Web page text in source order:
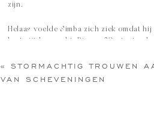
zijn.
Helaas voelde Simba zich ziek omdat
korte tijd gemaakt. Binnen 20 minuten
Hieronder zie je een paar van mijn
« STORMACHTIG TROUWEN
VAN SCHEVENINGEN